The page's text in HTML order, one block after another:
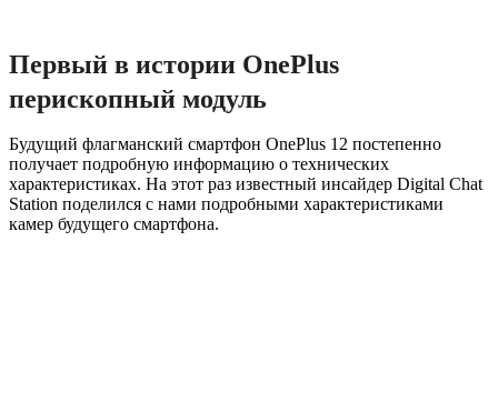
Первый в истории OnePlus
перископный модуль
Будущий флагманский смартфон OnePlus 12 постепенно
получает подробную информацию о технических
характеристиках. На этот раз известный инсайдер Digital Chat
Station поделился с нами подробными характеристиками
камер будущего смартфона.